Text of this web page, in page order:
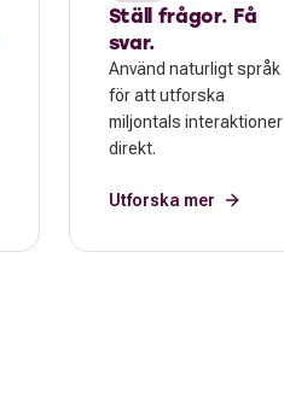
Ställ frågor. Få
svar.
Använd naturligt språk
för att utforska
miljontals interaktioner
direkt.
Utforska mer